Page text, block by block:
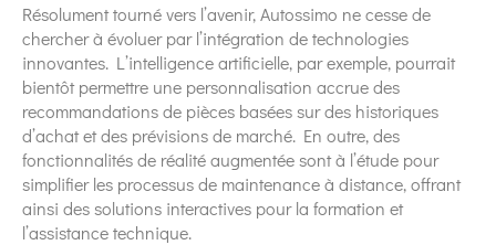
Résolument tourné vers l’avenir, Autossimo ne cesse de
chercher à évoluer par l’intégration de technologies
innovantes. L’intelligence artificielle, par exemple, pourrait
bientôt permettre une personnalisation accrue des
recommandations de pièces basées sur des historiques
d’achat et des prévisions de marché. En outre, des
fonctionnalités de réalité augmentée sont à l’étude pour
simplifier les processus de maintenance à distance, offrant
ainsi des solutions interactives pour la formation et
l’assistance technique.